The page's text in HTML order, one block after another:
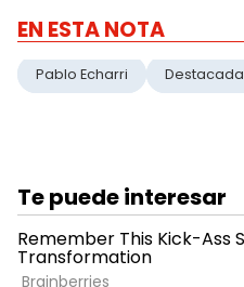
EN ESTA NOTA
Pablo Echarri Destacada